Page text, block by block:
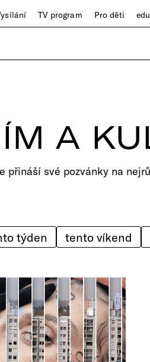
TV program Pro děti edu
A
přináší své pozvánky na
týden tento víkend